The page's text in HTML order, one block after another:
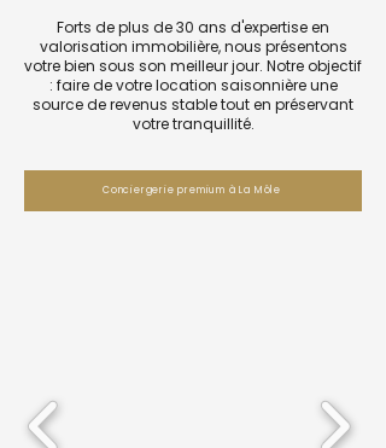
Forts de plus de 30 ans d'expertise en
valorisation immobilière, nous présentons
votre bien sous son meilleur jour. Notre objectif
: faire de votre location saisonnière une
source de revenus stable tout en préservant
votre tranquillité.
Conciergerie premium à La Môle